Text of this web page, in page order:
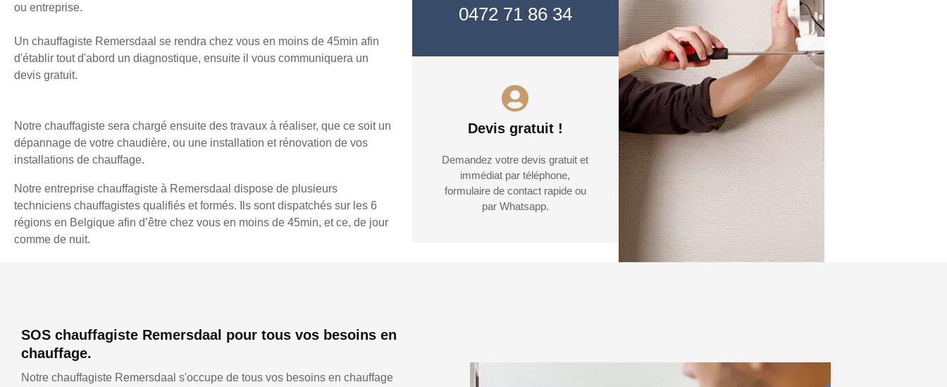
ou entreprise.
Un chauffagiste Remersdaal se rendra chez vous en moins de 45min afin
d'établir tout d'abord un diagnostique, ensuite il vous communiquera un
devis gratuit.
Notre chauffagiste sera chargé ensuite des travaux à réaliser, que ce soit un
dépannage de votre chaudière, ou une installation et rénovation de vos
installations de chauffage.
Notre entreprise chauffagiste à Remersdaal dispose de plusieurs
techniciens chauffagistes qualifiés et formés. Ils sont dispatchés sur les 6
régions en Belgique afin d’être chez vous en moins de 45min, et ce, de jour
comme de nuit.
0472 71 86 34
Devis gratuit !
Demandez votre devis gratuit et
immédiat par téléphone,
formulaire de contact rapide ou
par Whatsapp.
SOS chauffagiste Remersdaal pour tous vos besoins en
chauffage.
Notre chauffagiste Remersdaal s'occupe de tous vos besoins en chauffage